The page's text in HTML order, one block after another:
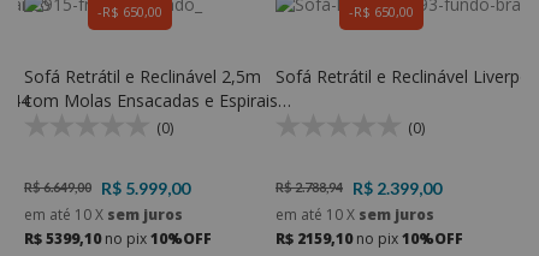
R$ 650,00 R$ 650,00
Sofá Retrátil e Reclinável 2,5m
com Molas Ensacadas e Espirais -
Rondomóveis 915(0)
R$ 6.649,00
R$ 5.999,00
em até 10X sem juros
R$ 5399,10no pix10%OFF
Sofá Retrátil e Reclinável
(0)
R$ 2.788,94
R$ 2.399,00
em até 10X sem juros
R$ 2159,10no pix10%OFF